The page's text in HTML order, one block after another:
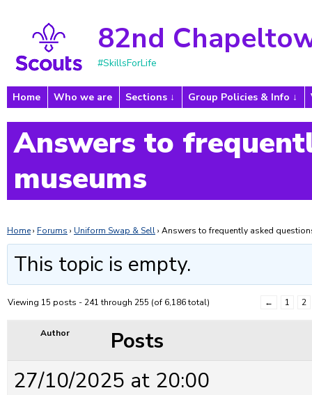
82nd
#SkillsForLife
Home Who we are Sections Group Policies & Info
Answers to
museums
Home› Forums › Uniform Swap & Sell› Answers to frequently asked
This topic is empty.
Viewing 15 posts - 241 through 255 (of 6,186 total) ← 1 2
Author
Posts
27/10/2025 at 20:00